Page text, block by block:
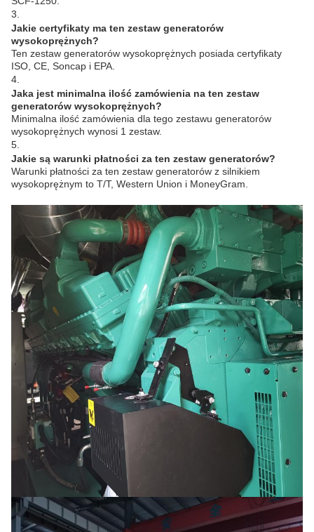
3.
Jakie certyfikaty ma ten zestaw generatorów
wysokoprężnych?
Ten zestaw generatorów wysokoprężnych posiada certyfikaty
ISO, CE, Soncap i EPA.
4.
Jaka jest minimalna ilość zamówienia na ten zestaw
generatorów wysokoprężnych?
Minimalna ilość zamówienia dla tego zestawu generatorów
wysokoprężnych wynosi 1 zestaw.
5.
Jakie są warunki płatności za ten zestaw generatorów?
Warunki płatności za ten zestaw generatorów z silnikiem
wysokoprężnym to T/T, Western Union i MoneyGram.